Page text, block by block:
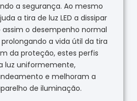
a segurança. Ao mesmo
a tira de luz LED a dissipar
o desempenho normal
prolongando a vida útil da tira
da proteção, estes perfis
luz uniformemente,
e melhoram a
de iluminação.